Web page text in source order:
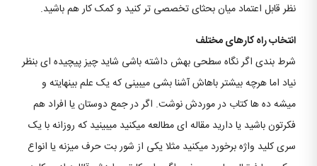
نظر قابل اعتماد میان بحثای تخصصی تر کنید و کمک کار هم باشید.
انتخاب راه کارهای مختلف
شرط بندی اگر نگاه سطحی بهش داشته باشی شاید چیز پیچیده ای بنظر
نیاد اما هرچه بیشتر باهاش آشنا بشی میبینی که یک علم بینهایته و
میشه ده ها کتاب در موردش نوشت. اگر در جمع دوستان یا افراد هم
فکرتون باشید یا دارید مقاله ای مطالعه میکنید میبینید که روزانه با یک
سری کلید واژه برخورد میکنید مثلا یکی از شور بت حرف میزنه یا انواع